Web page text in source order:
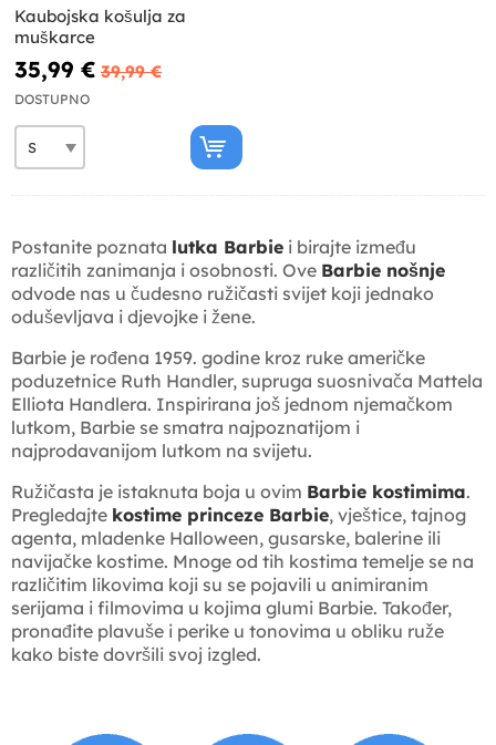
Kaubojska košulja za
muškarce
35,99 € 39,99 €
DOSTUPNO
Postanite poznata lutka Barbie i birajte između
različitih zanimanja i osobnosti. Ove Barbie nošnje
odvode nas u čudesno ružičasti svijet koji jednako
oduševljava i djevojke i žene.
Barbie je rođena 1959. godine kroz ruke američke
poduzetnice Ruth Handler, supruga suosnivača Mattela
Elliota Handlera. Inspirirana još jednom njemačkom
lutkom, Barbie se smatra najpoznatijom i
najprodavanijom lutkom na svijetu.
Ružičasta je istaknuta boja u ovim Barbie kostimima.
Pregledajte kostime princeze Barbie, vještice, tajnog
agenta, mladenke Halloween, gusarske, balerine ili
navijačke kostime. Mnoge od tih kostima temelje se na
različitim likovima koji su se pojavili u animiranim
serijama i filmovima u kojima glumi Barbie. Također,
pronađite plavuše i perike u tonovima u obliku ruže
kako biste dovršili svoj izgled.